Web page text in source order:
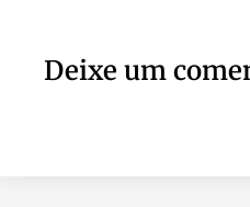
Deixe um